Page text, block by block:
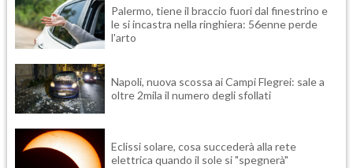
Palermo, tiene il braccio fuori dal finestrino e
le si incastra nella ringhiera: 56enne perde
l'arto
Napoli, nuova scossa ai Campi Flegrei: sale a
oltre 2mila il numero degli sfollati
Eclissi solare, cosa succederà alla rete
elettrica quando il sole si "spegnerà"